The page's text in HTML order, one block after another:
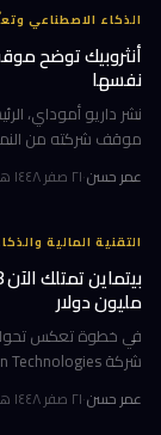
الذكاء الاصطناعي
أنثروبيك توضح
نفسها
نشر داريو أموداي،
موقف شركته من
عمر حسن·٢١ صفر ١٤٤٨ هـ
التقنية المالية
مليون دولار
في خطوة تعكس تحولاً
عمر حسن·٢١ صفر ١٤٤٨ هـ